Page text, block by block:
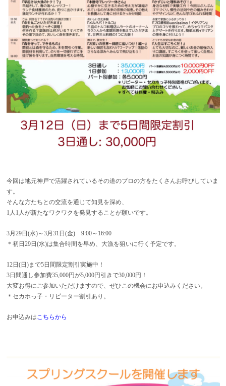
今回は地元神戸で活躍されているその道のプロの方をたくさんお呼びしていま
す。
そんな方たちとの交流を通じて知見を深め、
1人1人が新たなワクワクを発見することが願いです。
3月29日(水)～3月31日(金) 9:00～16:00
＊初日29日(水)は集合時間を早め、大漁を狙いに行く予定です。
12日(日)まで5日間限定割引実施中！
3日間通し参加費35,000円が5,000円引きで30,000円！
大変お得にご参加いただけますので、ぜひこの機会にお申込みください。
＊セカホっ子・リピーター割引あり。
お申込みはこちらから